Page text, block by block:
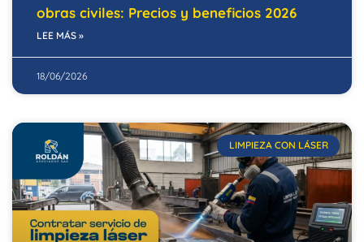
obras civiles: Precios y beneficios 2026
LEE MÁS »
18/06/2026
LIMPIEZA CON LÁSER